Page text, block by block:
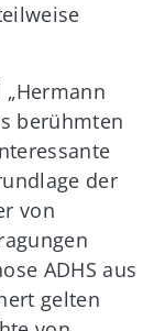
berühmten
der
von
ADHS aus
gelten